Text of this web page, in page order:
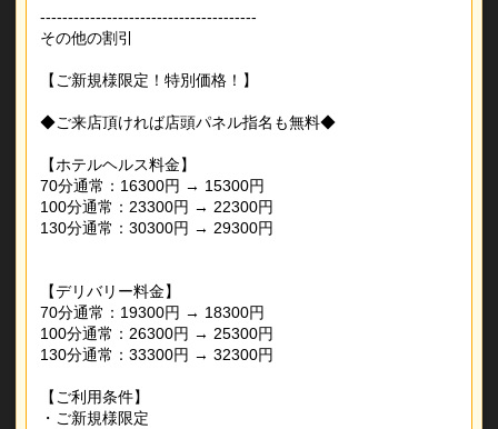
---------------------------------------
その他の割引
【ご新規様限定！特別価格！】
◆ご来店頂ければ店頭パネル指名も無料◆
【ホテルヘルス料金】
70分通常：16300円 → 15300円
100分通常：23300円 → 22300円
130分通常：30300円 → 29300円
【デリバリー料金】
70分通常：19300円 → 18300円
100分通常：26300円 → 25300円
130分通常：33300円 → 32300円
【ご利用条件】
・ご新規様限定